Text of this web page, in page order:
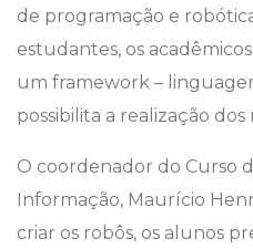
de programação e
estudantes, os
um framework –
possibilita a realização
O coordenador do Curso
Informação, Maurício
criar os robôs, os alunos